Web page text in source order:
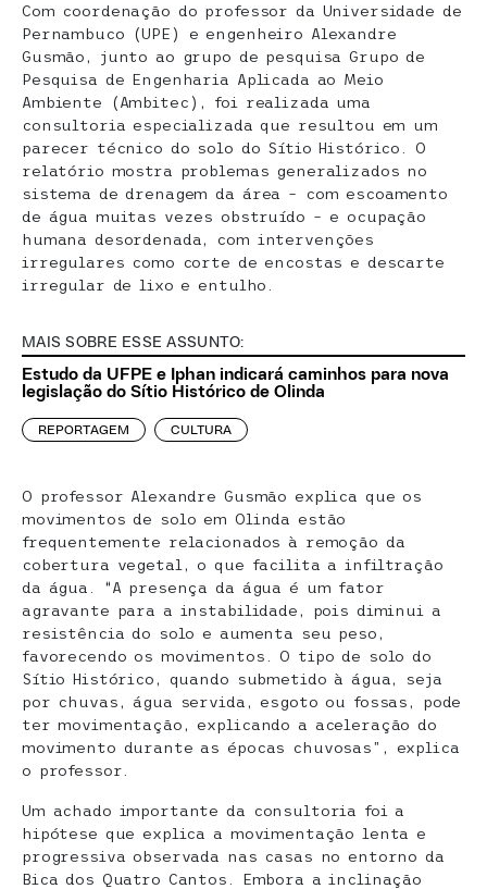
Com coordenação do professor da Universidade de
Pernambuco (UPE) e engenheiro Alexandre
Gusmão, junto ao grupo de pesquisa Grupo de
Pesquisa de Engenharia Aplicada ao Meio
Ambiente (Ambitec), foi realizada uma
consultoria especializada que resultou em um
parecer técnico do solo do Sítio Histórico. O
relatório mostra problemas generalizados no
sistema de drenagem da área – com escoamento
de água muitas vezes obstruído – e ocupação
humana desordenada, com intervenções
irregulares como corte de encostas e descarte
irregular de lixo e entulho.
MAIS SOBRE ESSE ASSUNTO:
Estudo da UFPE e Iphan indicará caminhos para nova
legislação do Sítio Histórico de Olinda
REPORTAGEM CULTURA
O professor Alexandre Gusmão explica que os
movimentos de solo em Olinda estão
frequentemente relacionados à remoção da
cobertura vegetal, o que facilita a infiltração
da água. “A presença da água é um fator
agravante para a instabilidade, pois diminui a
resistência do solo e aumenta seu peso,
favorecendo os movimentos. O tipo de solo do
Sítio Histórico, quando submetido à água, seja
por chuvas, água servida, esgoto ou fossas, pode
ter movimentação, explicando a aceleração do
movimento durante as épocas chuvosas”, explica
o professor.
Um achado importante da consultoria foi a
hipótese que explica a movimentação lenta e
progressiva observada nas casas no entorno da
Bica dos Quatro Cantos. Embora a inclinação